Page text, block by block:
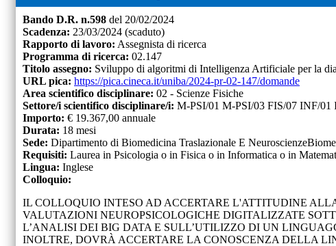
Bando D.R. n.598 del 20/02/2024
Scadenza: 23/03/2024 (scaduto)
Rapporto di lavoro: Assegnista di ricerca
Programma di ricerca: 02.147
Titolo assegno: Sviluppo di algoritmi di Intelligenza Artificiale per la
URL pica: https://pica.cineca.it/uniba/2024-pr-02-147/domande
Area scientifico disciplinare: 02 - Scienze Fisiche
Settore/i scientifico disciplinare/i: M-PSI/01 M-PSI/03 FIS/07 INF/
Importo: € 19.367,00 annuale
Durata: 18 mesi
Sede: Dipartimento di Biomedicina Traslazionale E
Requisiti: Laurea in Psicologia o in Fisica o in Informatica o in
Lingua: Inglese
Colloquio:
IL COLLOQUIO INTESO AD ACCERTARE L'ATTITUDINE
VALUTAZIONI NEUROPSICOLOGICHE DIGITALIZZATE
L’ANALISI DEI BIG DATA E SULL’UTILIZZO DI UN
INOLTRE, DOVRÀ ACCERTARE LA CONOSCENZA DELLA